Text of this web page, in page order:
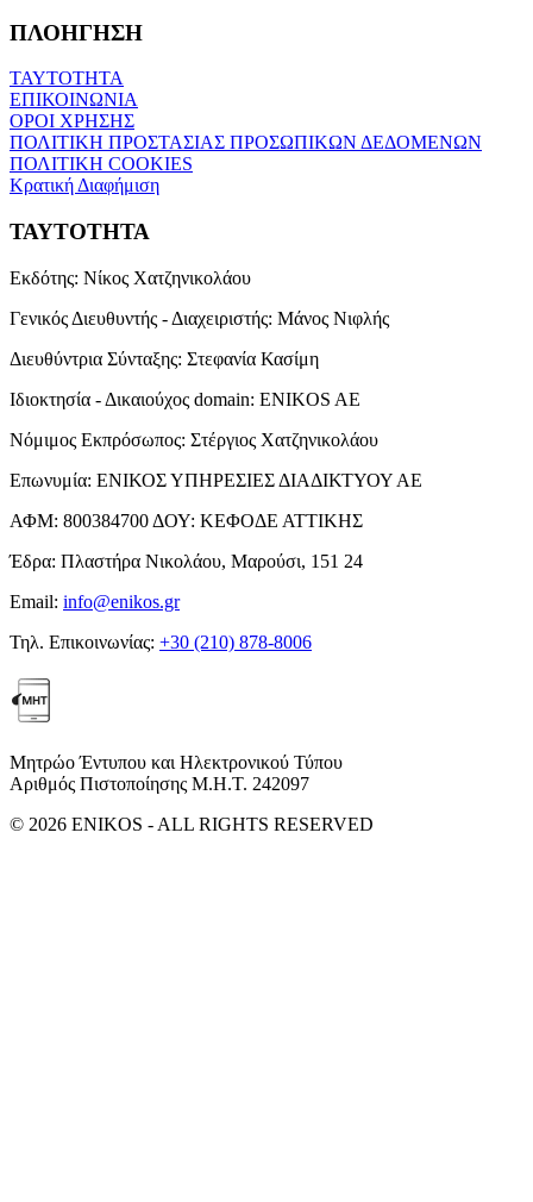
ΠΛΟΗΓΗΣΗ
ΤΑΥΤΟΤΗΤΑ
ΕΠΙΚΟΙΝΩΝΙΑ
ΟΡΟΙ ΧΡΗΣΗΣ
ΠΟΛΙΤΙΚΗ ΠΡΟΣΤΑΣΙΑΣ ΠΡΟΣΩΠΙΚΩΝ ΔΕΔΟΜΕΝΩΝ
ΠΟΛΙΤΙΚΗ COOKIES
Κρατική Διαφήμιση
ΤΑΥΤΟΤΗΤΑ
Εκδότης: Νίκος Χατζηνικολάου
Γενικός Διευθυντής - Διαχειριστής: Μάνος Νιφλής
Διευθύντρια Σύνταξης: Στεφανία Κασίμη
Ιδιοκτησία - Δικαιούχος domain: ENIKOS AE
Νόμιμος Εκπρόσωπος: Στέργιος Χατζηνικολάου
Επωνυμία: ΕΝΙΚΟΣ ΥΠΗΡΕΣΙΕΣ ΔΙΑΔΙΚΤΥΟΥ ΑΕ
ΑΦΜ: 800384700 ΔΟΥ: ΚΕΦΟΔΕ ΑΤΤΙΚΗΣ
Έδρα: Πλαστήρα Νικολάου, Μαρούσι, 151 24
Email: info@enikos.gr
Τηλ. Επικοινωνίας: +30 (210) 878-8006
Μητρώο Έντυπου και Ηλεκτρονικού Τύπου
Αριθμός Πιστοποίησης Μ.Η.Τ. 242097
© 2026 ENIKOS - ALL RIGHTS RESERVED